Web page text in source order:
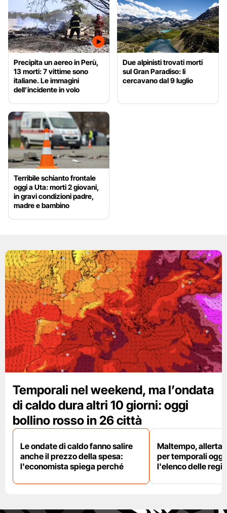
Precipita un aereo in Perù,
13 morti: 7 vittime sono
italiane. Le immagini
dell’incidente in volo
Due alpinisti trovati morti
sul Gran Paradiso: li
cercavano dal 9 luglio
Terribile schianto frontale
oggi a Uta: morti 2 giovani,
in gravi condizioni padre,
madre e bambino
Temporali nel weekend, ma l’ondata
di caldo dura altri 10 giorni: oggi
bollino rosso in 26 città
Le ondate di caldo fanno salire
anche il prezzo della spesa:
l'economista spiega perché
Maltempo, allerta
per temporali oggi
l'elenco delle